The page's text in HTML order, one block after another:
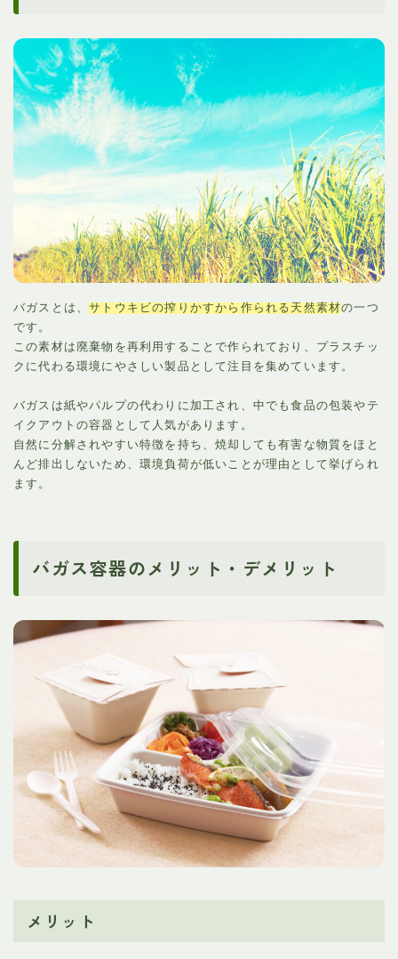
バガスとは、サトウキビの搾りかすから作られる天然素材の一つ
です。
この素材は廃棄物を再利用することで作られており、プラスチッ
クに代わる環境にやさしい製品として注目を集めています。
バガスは紙やパルプの代わりに加工され、中でも食品の包装やテ
イクアウトの容器として人気があります。
自然に分解されやすい特徴を持ち、焼却しても有害な物質をほと
んど排出しないため、環境負荷が低いことが理由として挙げられ
ます。
バガス容器のメリット・デメリット
メリット